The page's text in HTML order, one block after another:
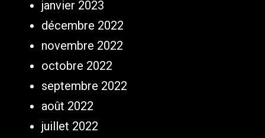
janvier 2023
décembre 2022
novembre 2022
octobre 2022
septembre 2022
août 2022
juillet 2022